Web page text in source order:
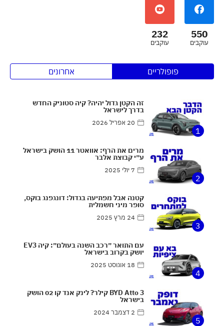
550
עוקבים
232
עוקבים
פופולריים אחרונים
1
זה הקטן גדול יהיה? קיה סטוניק החדש
בדרך לישראל
20 אפריל 2026
2
מרים את הרף: אוואטר 11 הושק בישראל
ע״י קבוצת אלבר
7 יולי 2025
3
קטנה אבל מפתיעה בגדול: דונגפנג בוקס,
סופר מיני חשמלית
24 מרץ 2025
4
עם התואר ״רכב השנה בעולם״: קיה EV3
יושק בקרוב בישראל
18 אוגוסט 2025
5
BYD Atto 3 קילר? לינק אנד קו 02 הושק
בישראל
2 דצמבר 2024